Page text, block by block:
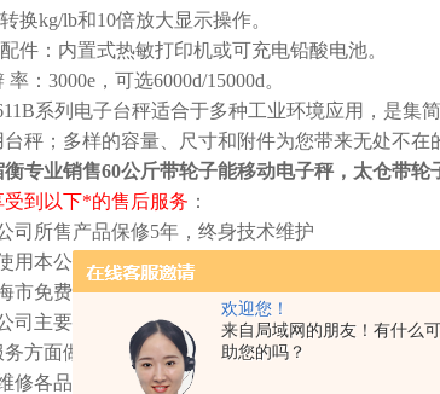
欢迎您！
来自局域网的朋友！有什么
助您的吗？
换kg/lb和10倍放大显示操作。
件：内置式热敏打印机或可充电铅酸电池。
率：3000e，可选6000d/15000d。
系列电子台秤适合于多种工业环境应用，是集
台秤；多样的容量、尺寸和附件为您带来无处不在
衡专业销售60公斤带轮子能移动电子秤，太仓带轮
受到以下*的售后服务 ：
司所售产品保修5年，终身技术维护
用本公司产品过程中如出现技术问题，我公司负
市免费送货上门、免费代用户计量、检定、校正
司主要代理工业的电子衡器品牌为上海英展，常
方面做到上海市内8小时（售前/售中/售后）上海
修各品牌各类型的电子秤（桌秤、台秤、克重秤